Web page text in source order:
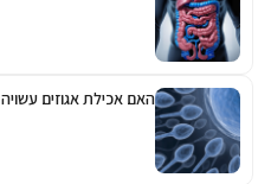
האם אכילת אגוזים